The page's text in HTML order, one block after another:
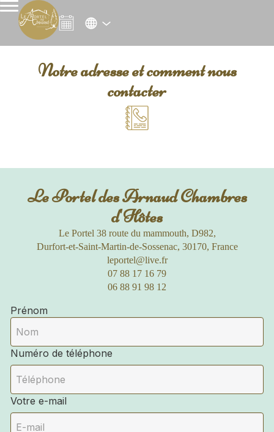
Notre adresse et comment nous
contacter
Le Portel des Arnaud Chambres
d'Hôtes
Le Portel 38 route du mammouth, D982,
Durfort-et-Saint-Martin-de-Sossenac, 30170, France
leportel@live.fr
07 88 17 16 79
06 88 91 98 12
Prénom
Numéro de téléphone
Votre e-mail